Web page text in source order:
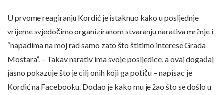
U prvome reagiranju Kordić je istaknuo kako u posljednje
vrijeme svjedočimo organiziranom stvaranju narativa mržnje i
“napadima na moj rad samo zato što štitimo interese Grada
Mostara”. – Takav narativ ima svoje posljedice, a ovaj događaj
jasno pokazuje što je cilj onih koji ga potiču – napisao je
Kordić na Facebooku. Dodao je kako mu je žao što se došlo u